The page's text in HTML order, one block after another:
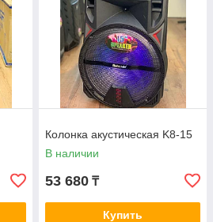
Колонка акустическая K8-15
В наличии
53 680 ₸
Купить